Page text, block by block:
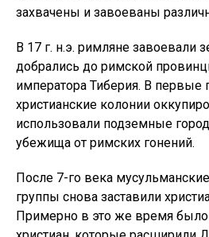
захвачены и завоеваны
В 17 г. н.э. римляне завоевали
добрались до римской
императора Тиберия. В первые
христианские колонии
использовали подземные
убежища от римских гонений.
После 7-го века
группы снова заставили
Примерно в это же время было